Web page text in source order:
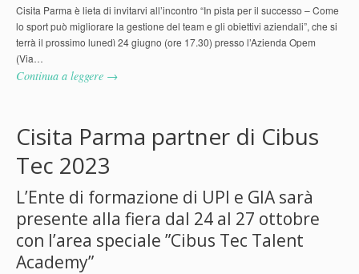
Cisita Parma è lieta di invitarvi all’incontro “In pista per il successo – Come
lo sport può migliorare la gestione del team e gli obiettivi aziendali”, che si
terrà il prossimo lunedì 24 giugno (ore 17.30) presso l’Azienda Opem
(Via…
Continua a leggere →
Cisita Parma partner di Cibus
Tec 2023
L’Ente di formazione di UPI e GIA sarà
presente alla fiera dal 24 al 27 ottobre
con l’area speciale ”Cibus Tec Talent
Academy”